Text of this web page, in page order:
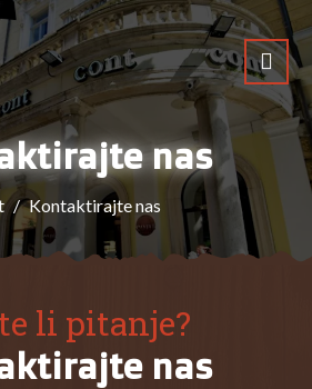
nas
Kontaktirajte nas
li pitanje?
nas